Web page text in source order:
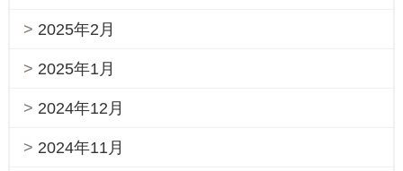
2025年2月
2025年1月
2024年12月
2024年11月